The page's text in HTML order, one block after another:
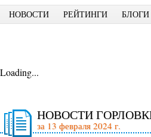
НОВОСТИ РЕЙТИНГИ БЛОГИ
Loading...
НОВОСТИ
за 13 февраля 2024 г.